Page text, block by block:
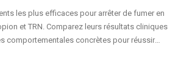
les plus efficaces pour arrêter de fumer en
et TRN. Comparez leurs résultats cliniques
comportementales concrètes pour réussir